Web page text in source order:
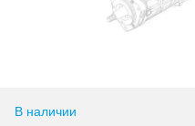
В наличии